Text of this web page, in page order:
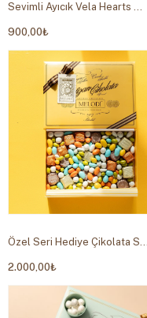
Sevimli Ayıcık Vela Hearts Hediye Çikolata 150g
900,00₺
Özel Seri Hediye Çikolata Sarı 950g
2.000,00₺